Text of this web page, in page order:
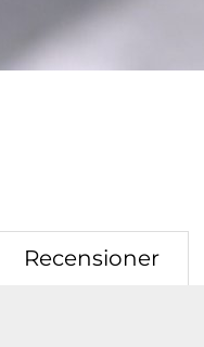
Recensioner